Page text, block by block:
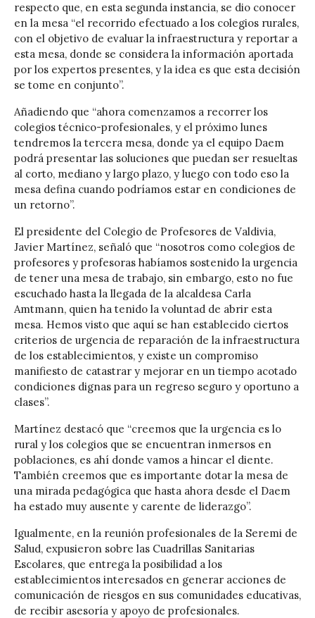
respecto que, en esta segunda instancia, se dio conocer
en la mesa “el recorrido efectuado a los colegios rurales,
con el objetivo de evaluar la infraestructura y reportar a
esta mesa, donde se considera la información aportada
por los expertos presentes, y la idea es que esta decisión
se tome en conjunto”.
Añadiendo que “ahora comenzamos a recorrer los
colegios técnico-profesionales, y el próximo lunes
tendremos la tercera mesa, donde ya el equipo Daem
podrá presentar las soluciones que puedan ser resueltas
al corto, mediano y largo plazo, y luego con todo eso la
mesa defina cuando podríamos estar en condiciones de
un retorno”.
El presidente del Colegio de Profesores de Valdivia,
Javier Martínez, señaló que “nosotros como colegios de
profesores y profesoras habíamos sostenido la urgencia
de tener una mesa de trabajo, sin embargo, esto no fue
escuchado hasta la llegada de la alcaldesa Carla
Amtmann, quien ha tenido la voluntad de abrir esta
mesa. Hemos visto que aquí se han establecido ciertos
criterios de urgencia de reparación de la infraestructura
de los establecimientos, y existe un compromiso
manifiesto de catastrar y mejorar en un tiempo acotado
condiciones dignas para un regreso seguro y oportuno a
clases”.
Martínez destacó que “creemos que la urgencia es lo
rural y los colegios que se encuentran inmersos en
poblaciones, es ahí donde vamos a hincar el diente.
También creemos que es importante dotar la mesa de
una mirada pedagógica que hasta ahora desde el Daem
ha estado muy ausente y carente de liderazgo”.
Igualmente, en la reunión profesionales de la Seremi de
Salud, expusieron sobre las Cuadrillas Sanitarias
Escolares, que entrega la posibilidad a los
establecimientos interesados en generar acciones de
comunicación de riesgos en sus comunidades educativas,
de recibir asesoría y apoyo de profesionales.